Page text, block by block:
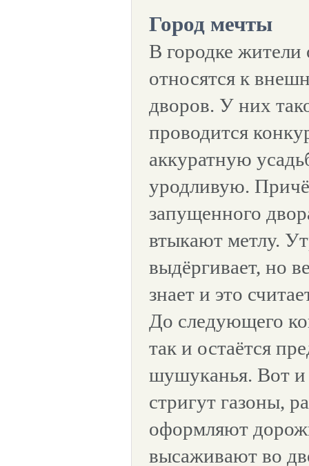
Город мечты
В городке жители
относятся к
дворов. У них
проводится
аккуратную
уродливую.
запущенного
втыкают метлу.
выдёргивает, но
знает и это
До следующего
так и остаётся
шушуканья. Вот и
стригут газоны,
оформляют
высаживают во